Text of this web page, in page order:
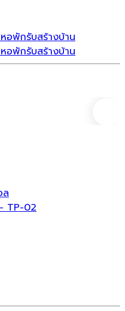
หอพักรับสร้างบ้าน
หอพักรับสร้างบ้าน
ล
TP-02